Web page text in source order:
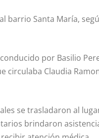
barrio Santa María,
por Basilio
circulaba Claudia
se trasladaron al
brindaron